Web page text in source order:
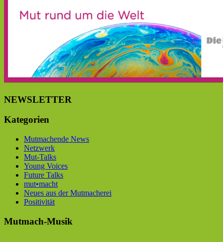
NEWSLETTER
Kategorien
Mutmachende News
Netzwerk
Mut-Talks
Young Voices
Future Talks
mut•macht
Neues aus der Mutmacherei
Positivität
Mutmach-Musik